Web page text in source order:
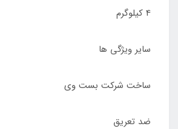
4 کیلوگرم
سایر ویژگی ها
ساخت شرکت بست وی
ضد تعریق